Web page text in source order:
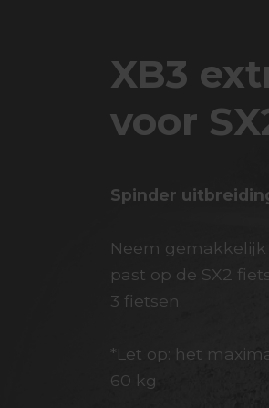
XB3
voor
Spinder
Neem
past op de SX2
3 fietsen.
*Let op: het
60 kg